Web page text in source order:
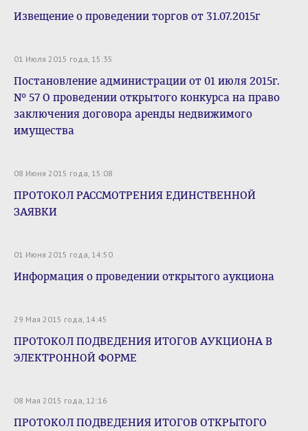
Извещение о проведении торгов от 31.07.2015г
01 Июля 2015 года, 15:35
Постановление администрации от 01 июля 2015г.
№ 57 О проведении открытого конкурса на право
заключения договора аренды недвижимого
имущества
08 Июня 2015 года, 15:08
ПРОТОКОЛ РАССМОТРЕНИЯ ЕДИНСТВЕННОЙ
ЗАЯВКИ
01 Июня 2015 года, 14:50
Информация о проведении открытого аукциона
29 Мая 2015 года, 14:45
ПРОТОКОЛ ПОДВЕДЕНИЯ ИТОГОВ АУКЦИОНА В
ЭЛЕКТРОННОЙ ФОРМЕ
08 Мая 2015 года, 12:16
ПРОТОКОЛ ПОДВЕДЕНИЯ ИТОГОВ ОТКРЫТОГО